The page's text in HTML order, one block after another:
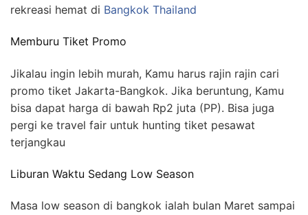
rekreasi hemat di Bangkok Thailand
Memburu Tiket Promo
Jikalau ingin lebih murah, Kamu harus rajin rajin cari
promo tiket Jakarta-Bangkok. Jika beruntung, Kamu
bisa dapat harga di bawah Rp2 juta (PP). Bisa juga
pergi ke travel fair untuk hunting tiket pesawat
terjangkau
Liburan Waktu Sedang Low Season
Masa low season di bangkok ialah bulan Maret sampai